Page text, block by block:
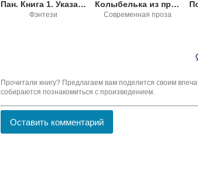
Колыбелька из прутиков вербы - Галина Артемьева
Современная проза
Подняться в небо и коснуться дна - Маргарита Иглесиас
Роман
Прочитали книгу? Предлагаем вам поделится своим
собираются познакомиться с произведением.
Оставить комментарий